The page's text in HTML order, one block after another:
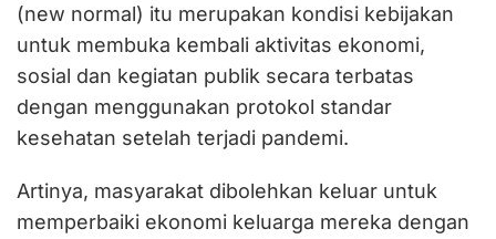
(new normal) itu merupakan kondisi kebijakan
untuk membuka kembali aktivitas ekonomi,
sosial dan kegiatan publik secara terbatas
dengan menggunakan protokol standar
kesehatan setelah terjadi pandemi.
Artinya, masyarakat dibolehkan keluar untuk
memperbaiki ekonomi keluarga mereka dengan